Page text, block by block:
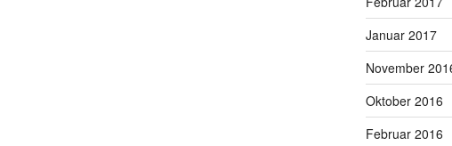
Januar 2017
November
Oktober 2016
Februar 2016